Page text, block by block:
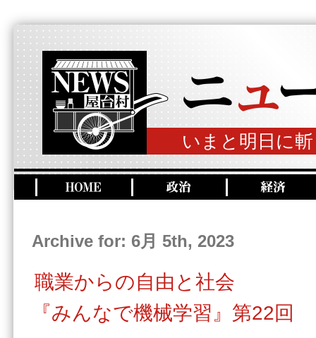
いまと明日に
Archive for: 6月 5th, 2023
職業からの自由と社会
『みんなで機械学習』第22回